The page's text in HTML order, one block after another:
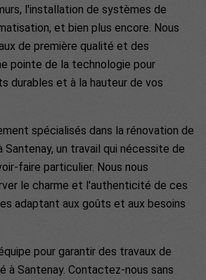
l'installation de systèmes de
et bien plus encore. Nous
de première qualité et des
pointe de la technologie pour
durables et à la hauteur de vos
spécialisés dans la rénovation de
Santenay, un travail qui nécessite de
faire particulier. Nous nous
le charme et l'authenticité de ces
adaptant aux goûts et aux besoins
pour garantir des travaux de
à Santenay. Contactez-nous sans